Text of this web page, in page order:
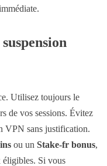
Utilisez toujours le
de vos sessions. Évitez
VPN sans justification.
ou un Stake-fr bonus,
éligibles. Si vous